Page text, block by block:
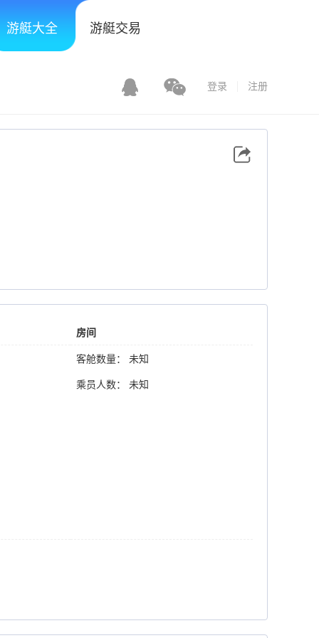
游艇大全 游艇交易
登录 注册
房间
客舱数量： 未知
乘员人数： 未知